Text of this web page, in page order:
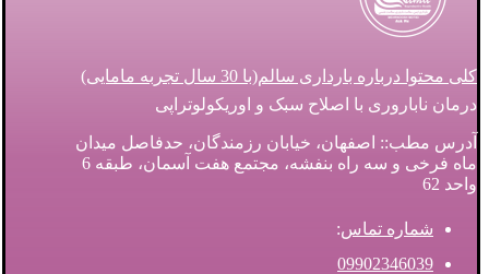
کلی محتوا درباره بارداری سالم(با 30 سال تجربه مامایی)
درمان ناباروری با اصلاح سبک و اوریکولوتراپی
آدرس مطب:: اصفهان، خیابان رزمندگان، حدفاصل میدان
ماه فرخی و سه راه بنفشه، مجتمع هفت آسمان، طبقه 6
واحد 62
شماره تماس:
09902346039